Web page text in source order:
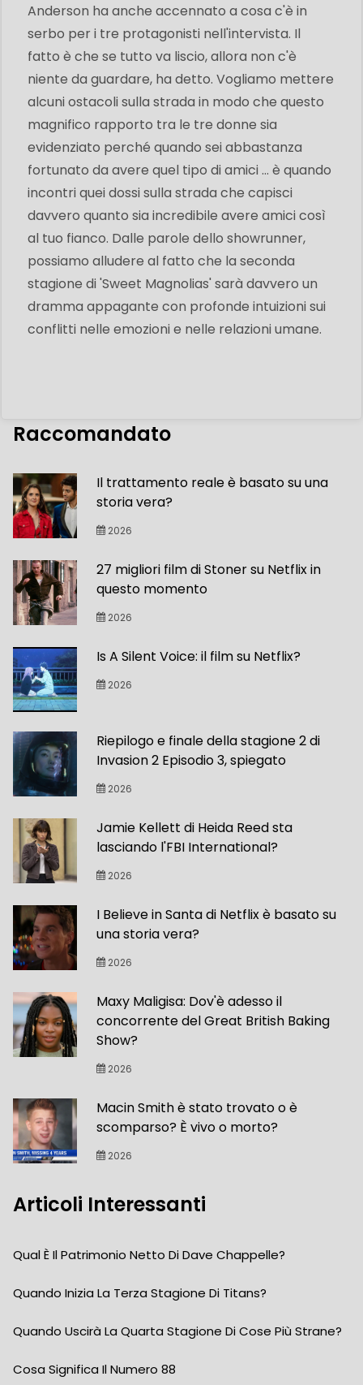
Anderson ha anche accennato a cosa c'è in
serbo per i tre protagonisti nell'intervista. Il
fatto è che se tutto va liscio, allora non c'è
niente da guardare, ha detto. Vogliamo mettere
alcuni ostacoli sulla strada in modo che questo
magnifico rapporto tra le tre donne sia
evidenziato perché quando sei abbastanza
fortunato da avere quel tipo di amici … è quando
incontri quei dossi sulla strada che capisci
davvero quanto sia incredibile avere amici così
al tuo fianco. Dalle parole dello showrunner,
possiamo alludere al fatto che la seconda
stagione di 'Sweet Magnolias' sarà davvero un
dramma appagante con profonde intuizioni sui
conflitti nelle emozioni e nelle relazioni umane.
Raccomandato
Il trattamento reale è basato su una
storia vera?
2026
27 migliori film di Stoner su Netflix in
questo momento
2026
Is A Silent Voice: il film su Netflix?
2026
Riepilogo e finale della stagione 2 di
Invasion 2 Episodio 3, spiegato
2026
Jamie Kellett di Heida Reed sta
lasciando l'FBI International?
2026
I Believe in Santa di Netflix è basato su
una storia vera?
2026
Maxy Maligisa: Dov'è adesso il
concorrente del Great British Baking
Show?
2026
Macin Smith è stato trovato o è
scomparso? È vivo o morto?
2026
Articoli Interessanti
Qual È Il Patrimonio Netto Di Dave Chappelle?
Quando Inizia La Terza Stagione Di Titans?
Quando Uscirà La Quarta Stagione Di Cose Più Strane?
Cosa Significa Il Numero 88